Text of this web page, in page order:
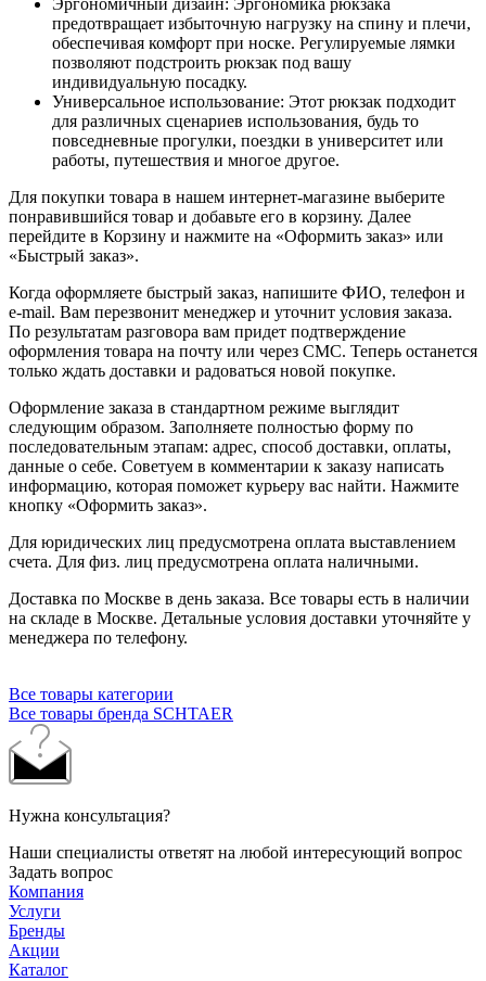
предотвращает избыточную нагрузку на спину и плечи,
обеспечивая комфорт при носке. Регулируемые лямки
позволяют подстроить рюкзак под вашу
индивидуальную посадку.
Универсальное использование: Этот рюкзак подходит
для различных сценариев использования, будь то
повседневные прогулки, поездки в университет или
работы, путешествия и многое другое.
Для покупки товара в нашем интернет-магазине выберите
понравившийся товар и добавьте его в корзину. Далее
перейдите в Корзину и нажмите на «Оформить заказ» или
«Быстрый заказ».
Когда оформляете быстрый заказ, напишите ФИО, телефон и
e-mail. Вам перезвонит менеджер и уточнит условия заказа.
По результатам разговора вам придет подтверждение
оформления товара на почту или через СМС. Теперь останется
только ждать доставки и радоваться новой покупке.
Оформление заказа в стандартном режиме выглядит
следующим образом. Заполняете полностью форму по
последовательным этапам: адрес, способ доставки, оплаты,
данные о себе. Советуем в комментарии к заказу написать
информацию, которая поможет курьеру вас найти. Нажмите
кнопку «Оформить заказ».
Для юридических лиц предусмотрена оплата выставлением
счета. Для физ. лиц предусмотрена оплата наличными.
Доставка по Москве в день заказа. Все товары есть в наличии
на складе в Москве. Детальные условия доставки уточняйте у
менеджера по телефону.
Все товары категории
Все товары бренда SCHTAER
Нужна консультация?
Наши специалисты ответят на любой интересующий вопрос
Задать вопрос
Компания
Услуги
Бренды
Акции
Каталог